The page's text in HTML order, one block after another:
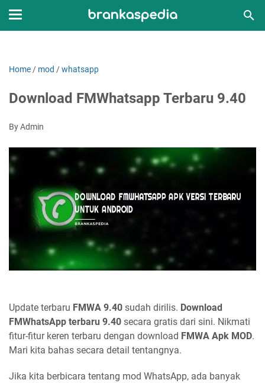
Home / mod /whatsapp
Download FMWhatsapp Terbaru 9.40
By Admin
Update terbaru FMWA 9.40 sudah dirilis. Download
FMWhatsApp terbaru 9.40 secara gratis dari sini. Nikmati
fitur-fitur keren terbaru dengan download FMWA Apk MOD.
Mari kita bahas secara detail tentangnya.
Jika kita berbicara tentang mod WhatsApp, ada banyak